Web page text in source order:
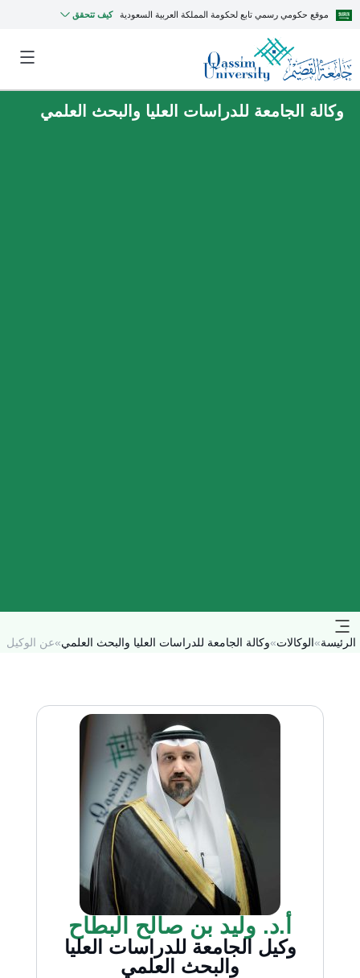
موقع حكومي رسمي تابع لحكومة المملكة العربية السعودية كيف تتحقق
وكالة الجامعة للدراسات العليا والبحث العلمي
الرئيسة»الوكالات»وكالة الجامعة للدراسات العليا والبحث العلمي»عن الوكيل
أ.د. وليد بن صالح البطاح
وكيل الجامعة للدراسات العليا
والبحث العلمي